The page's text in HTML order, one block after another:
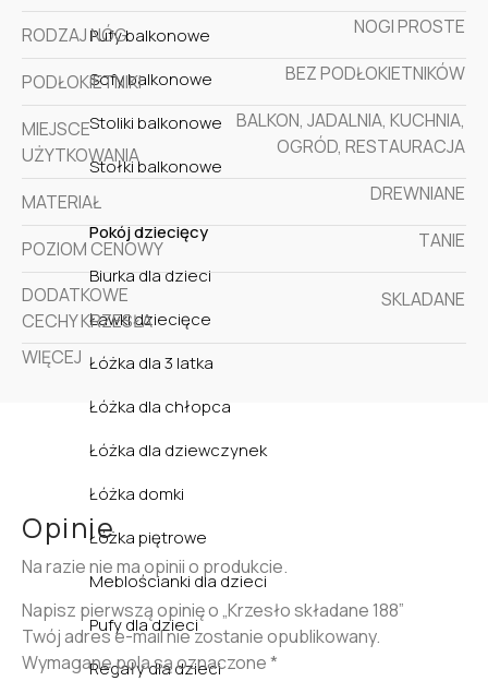
Pufy balkonowe
Sofy balkonowe
Stoliki balkonowe
Stołki balkonowe
Pokój dziecięcy
Biurka dla dzieci
Ławki dziecięce
Łóżka dla 3 latka
Łóżka dla chłopca
Łóżka dla dziewczynek
Łóżka domki
Łóżka piętrowe
Meblościanki dla dzieci
Pufy dla dzieci
Regały dla dzieci
RODZAJ NÓG NOGI PROSTE
PODŁOKIETNIKI BEZ PODŁOKIETNIKÓW
MIEJSCE
UŻYTKOWANIA
BALKON, JADALNIA, KUCHNIA,
OGRÓD, RESTAURACJA
MATERIAŁ DREWNIANE
POZIOM CENOWY TANIE
DODATKOWE
CECHY KRZESŁA
SKLADANE
WIĘCEJ
Opinie
Na razie nie ma opinii o produkcie.
Napisz pierwszą opinię o „Krzesło składane 188”
Twój adres e-mail nie zostanie opublikowany.
Wymagane pola są oznaczone*